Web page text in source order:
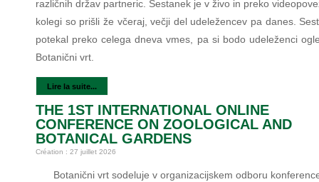
različnih držav partneric. Sestanek je v živo in preko
kolegi so prišli že včeraj, večji del udeležencev pa danes.
potekal preko celega dneva vmes, pa si bodo udeleženci
Botanični vrt.
Lire la suite...
THE 1ST INTERNATIONAL ONLINE
CONFERENCE ON ZOOLOGICAL AND
BOTANICAL GARDENS
Création : 27 juillet 2026
Botanični vrt sodeluje v organizacijskem odboru